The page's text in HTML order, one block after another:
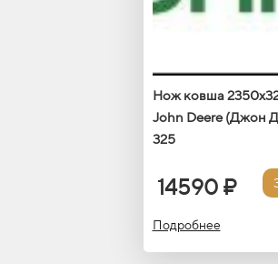
Нож ковша
John Deere (Джон
325
14590 ₽
Подробнее